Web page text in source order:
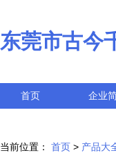
东莞市古今
首页 企业
当前位置： 首页 > 产品大